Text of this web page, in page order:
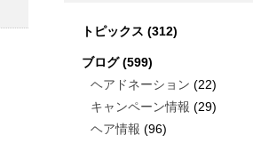
トピックス (312)
ブログ(599)
ヘアドネーション (22)
キャンペーン情報 (29)
ヘア情報 (96)